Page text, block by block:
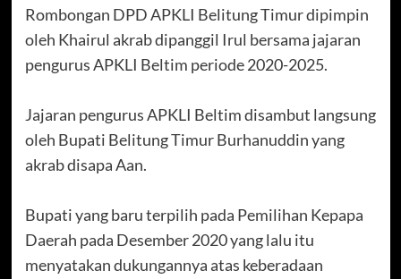
Rombongan DPD APKLI Belitung Timur dipimpin
oleh Khairul akrab dipanggil Irul bersama jajaran
pengurus APKLI Beltim periode 2020-2025.
Jajaran pengurus APKLI Beltim disambut langsung
oleh Bupati Belitung Timur Burhanuddin yang
akrab disapa Aan.
Bupati yang baru terpilih pada Pemilihan Kepapa
Daerah pada Desember 2020 yang lalu itu
menyatakan dukungannya atas keberadaan